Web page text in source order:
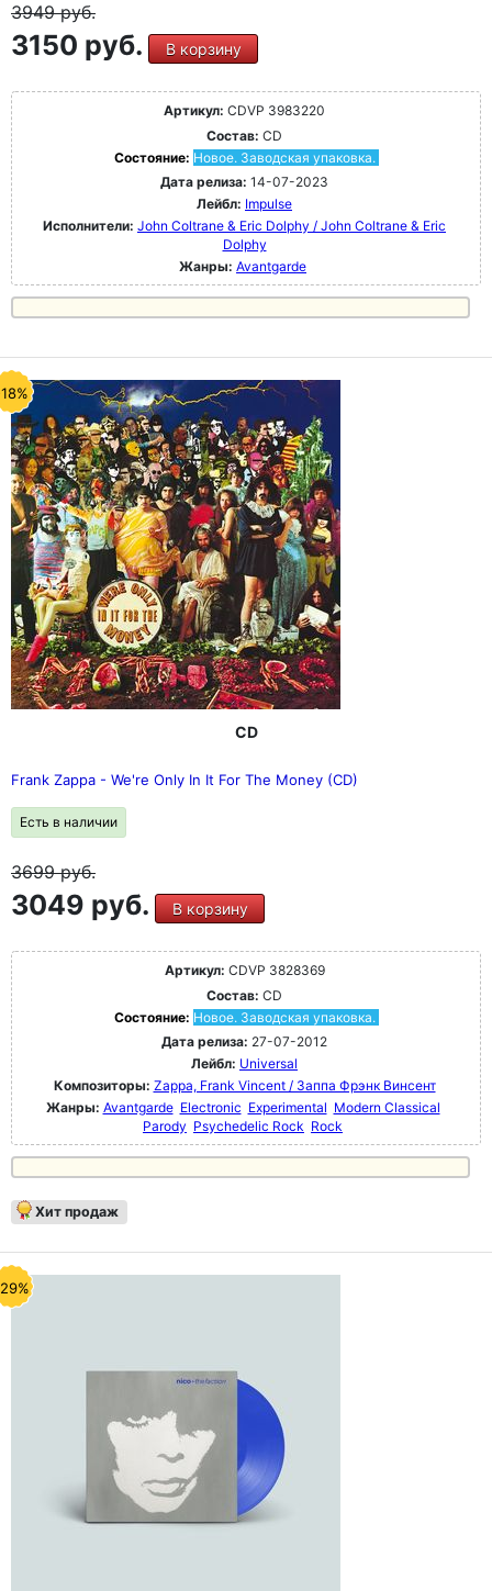
3949руб.
3150 руб. В корзину
Артикул: CDVP 3983220
Состав: CD
Состояние: Новое. Заводская упаковка.
Дата релиза: 14-07-2023
Лейбл: Impulse
Исполнители: John Coltrane & Eric Dolphy / John Coltrane & Eric
Dolphy
Жанры: Avantgarde
CD
Frank Zappa - We're Only In It For The Money (CD)
Есть в наличии
3699руб.
3049 руб. В корзину
Артикул: CDVP 3828369
Состав: CD
Состояние: Новое. Заводская упаковка.
Дата релиза: 27-07-2012
Лейбл: Universal
Композиторы: Zappa, Frank Vincent / Заппа Фрэнк Винсент
Жанры: Avantgarde Electronic Experimental Modern Classical
Parody Psychedelic Rock Rock
Хит продаж